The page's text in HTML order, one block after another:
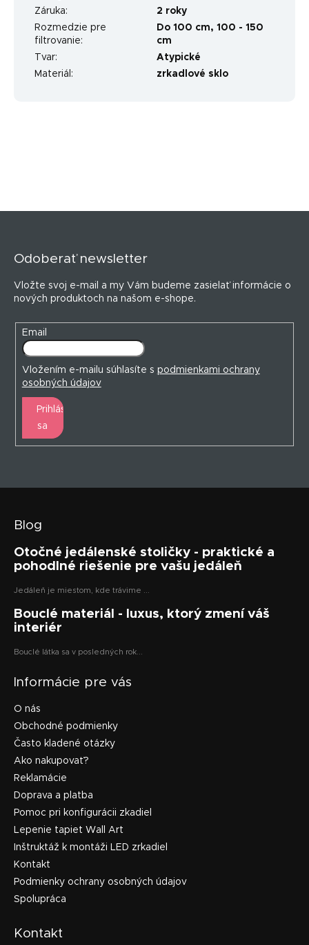
Záruka:
2 roky
Rozmedzie pre
filtrovanie:
Do 100 cm, 100 - 150
cm
Tvar:
Atypické
Materiál : zrkadlové sklo
Odoberať newsletter
Vložte svoj e-mail a my Vám budeme zasielať informácie o
nových produktoch na našom e-shope.
Email
Vložením e-mailu súhlasíte s podmienkami ochrany
osobných údajov
Prihlásiť
sa
Blog
Otočné jedálenské stoličky - praktické a
pohodlné riešenie pre vašu jedáleň
Jedáleň je miestom, kde trávime ...
Bouclé materiál - luxus, ktorý zmení váš
interiér
Bouclé látka sa v posledných rok...
Informácie pre vás
O nás
Obchodné podmienky
Často kladené otázky
Ako nakupovať?
Reklamácie
Doprava a platba
Pomoc pri konfigurácii zkadiel
Lepenie tapiet Wall Art
Inštruktáž k montáži LED zrkadiel
Kontakt
Podmienky ochrany osobných údajov
Spolupráca
Kontakt